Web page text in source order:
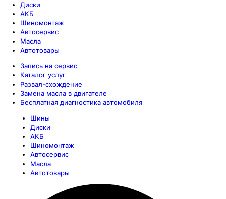
Диски
АКБ
Шиномонтаж
Автосервис
Масла
Автотовары
Запись на сервис
Каталог услуг
Развал-схождение
Замена масла в двигателе
Бесплатная диагностика автомобиля
Шины
Диски
АКБ
Шиномонтаж
Автосервис
Масла
Автотовары